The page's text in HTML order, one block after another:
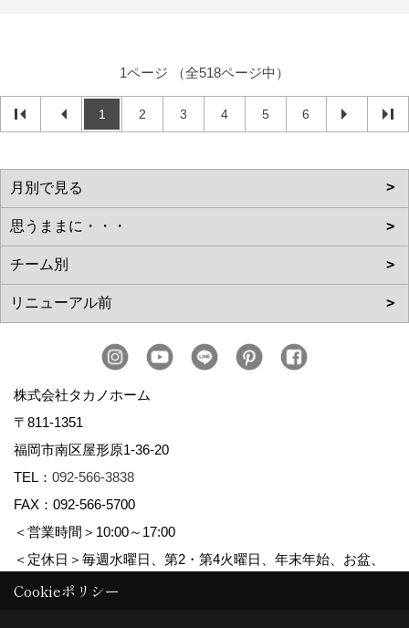
1ページ （全518ページ中）
1 2 3 4 5 6
株式会社タカノホーム
〒811-1351
福岡市南区屋形原1-36-20
TEL： 092-566-3838
FAX：092-566-5700
＜営業時間＞10:00～17:00
＜定休日＞毎週水曜日、第2・第4火曜日、年末年始、お盆、
ゴールデンウィーク、夏季休暇
Cookieポリシー